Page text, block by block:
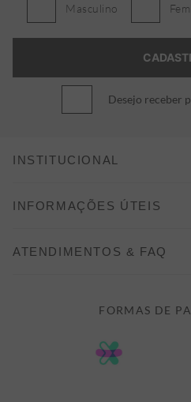
Masculino
Desejo receber
INSTITUCIONAL
CONHEÇA A ALEATORY
INFORMAÇÕES ÚTEIS
FORMAS DE PAGAMENTO
POLÍTICA DE PRIVACIDADE
ATENDIMENTOS & FAQ
FORMAS DE